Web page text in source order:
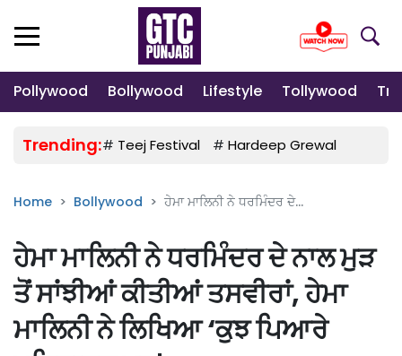
Pollywood Bollywood Lifestyle Tollywood
Trending:# Teej Festival # Hardeep Grewal
Home Bollywood ਹੇਮਾ ਮਾਲਿਨੀ ਨੇ ਧਰਮਿੰਦਰ ਦੇ...
ਹੇਮਾ ਮਾਲਿਨੀ ਨੇ ਧਰਮਿੰਦਰ ਦੇ ਨਾਲ ਮੁੜ
ਤੋਂ ਸਾਂਝੀਆਂ ਕੀਤੀਆਂ ਤਸਵੀਰਾਂ, ਹੇਮਾ
ਮਾਲਿਨੀ ਨੇ ਲਿਖਿਆ ‘ਕੁਝ ਪਿਆਰੇ